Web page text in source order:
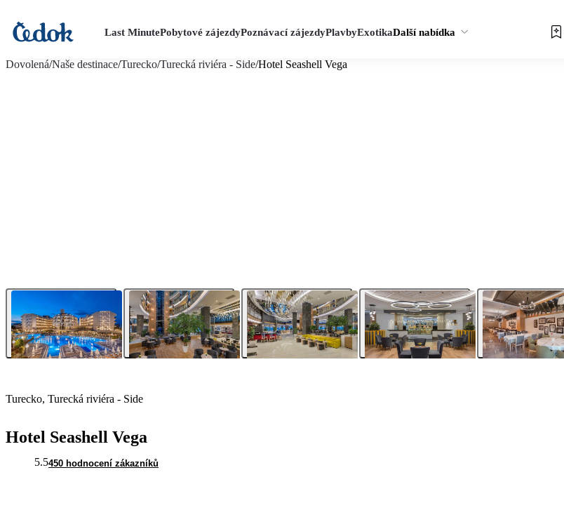
Last MinutePobytové zájezdyPoznávací zájezdyPlavbyExotikaDalší nabídka
Dovolená/Naše destinace/Turecko/Turecká riviéra - Side/Hotel Seashell Vega
Turecko, Turecká riviéra - Side
Hotel Seashell Vega
5.5450 hodnocení zákazníků